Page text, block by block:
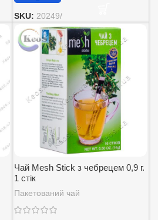
SKU: 20249/
Чай Mesh Stick з чебрецем 0,9 г.
1 стік
Пакетований чай